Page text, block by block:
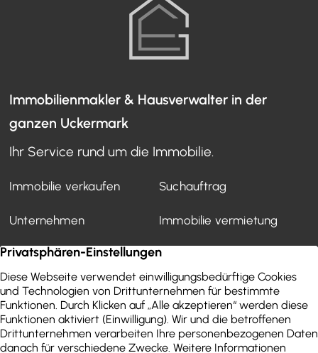
Immobilienmakler & Hausverwalter in der
ganzen Uckermark
Ihr Service rund um die Immobilie.
Immobilie verkaufen Suchauftrag
Unternehmen Immobilie vermietung
Mietverwaltung Kundenstimmen
Finanzierung WEG-Verwaltung
Aktuelles Wertermittlung